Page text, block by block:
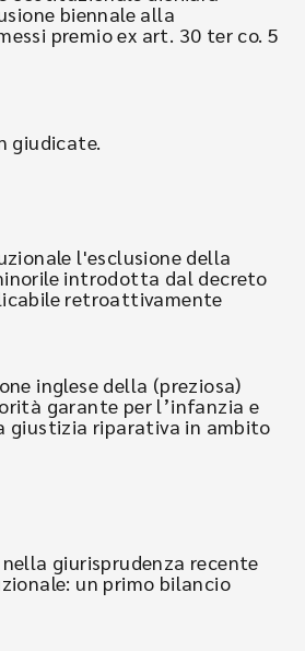
biennale alla
premio ex art. 30 ter co. 5
giudicate.
l'esclusione della
introdotta dal decreto
retroattivamente
inglese della (preziosa)
garante per l’infanzia e
giustizia riparativa in ambito
giurisprudenza recente
un primo bilancio